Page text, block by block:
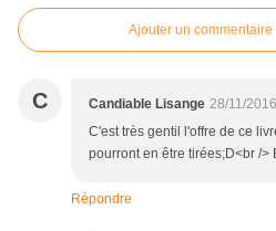
Ajouter un commentaire
C Candiable Lisange 28/11/
C'est très gentil l'offre de ce
pourront en être tirées;D<br />
Répondre